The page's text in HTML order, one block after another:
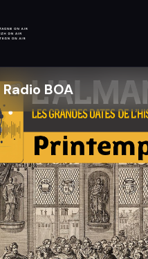
Radio BOA